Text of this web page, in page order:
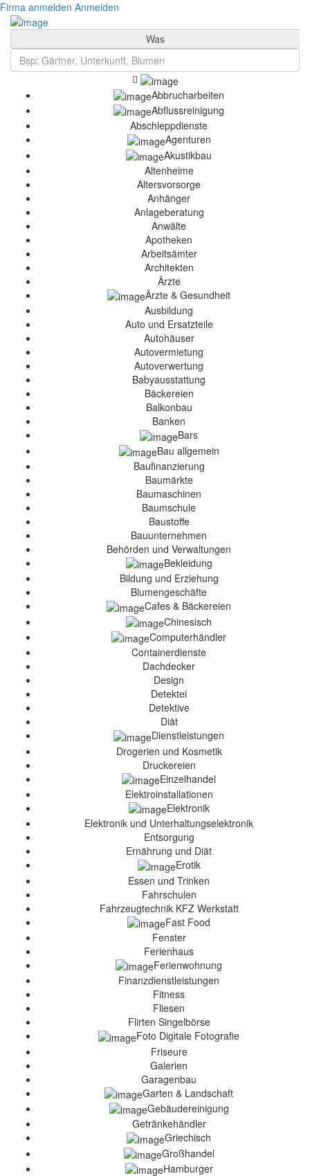
Firma anmelden Anmelden
Was
Abbrucharbeiten
Abflussreinigung
Abschleppdienste
Agenturen
Akustikbau
Altenheime
Altersvorsorge
Anhänger
Anlageberatung
Anwälte
Apotheken
Arbeitsämter
Architekten
Ärzte
Ärzte & Gesundheit
Ausbildung
Auto und Ersatzteile
Autohäuser
Autovermietung
Autoverwertung
Babyausstattung
Bäckereien
Balkonbau
Banken
Bars
Bau allgemein
Baufinanzierung
Baumärkte
Baumaschinen
Baumschule
Baustoffe
Bauunternehmen
Behörden und Verwaltungen
Bekleidung
Bildung und Erziehung
Blumengeschäfte
Cafes & Bäckereien
Chinesisch
Computerhändler
Containerdienste
Dachdecker
Design
Detektei
Detektive
Diät
Dienstleistungen
Drogerien und Kosmetik
Druckereien
Einzelhandel
Elektroinstallationen
Elektronik
Elektronik und Unterhaltungselektronik
Entsorgung
Ernährung und Diät
Erotik
Essen und Trinken
Fahrschulen
Fahrzeugtechnik KFZ Werkstatt
Fast Food
Fenster
Ferienhaus
Ferienwohnung
Finanzdienstleistungen
Fitness
Fliesen
Flirten Singelbörse
Foto Digitale Fotografie
Friseure
Galerien
Garagenbau
Garten & Landschaft
Gebäudereinigung
Getränkehändler
Griechisch
Großhandel
Hamburger